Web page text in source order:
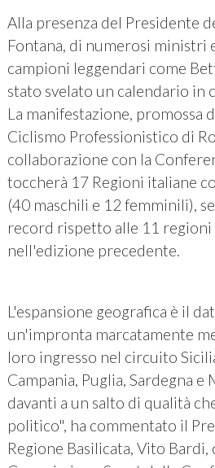
Alla presenza del Presidente
Fontana, di numerosi ministri
campioni leggendari come
stato svelato un calendario in
La manifestazione, promossa
Ciclismo Professionistico di
collaborazione con la
toccherà 17 Regioni italiane
(40 maschili e 12 femminili),
record rispetto alle 11
nell'edizione precedente.
L'espansione geografica è il
un'impronta marcatamente
loro ingresso nel circuito
Campania, Puglia, Sardegna e
davanti a un salto di qualità
politico", ha commentato il
Regione Basilicata, Vito